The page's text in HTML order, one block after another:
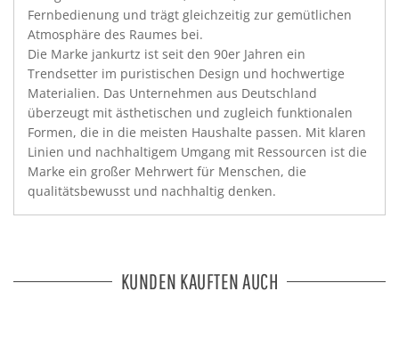
Fernbedienung und trägt gleichzeitig zur gemütlichen
Atmosphäre des Raumes bei.
Die Marke jankurtz ist seit den 90er Jahren ein
Trendsetter im puristischen Design und hochwertige
Materialien. Das Unternehmen aus Deutschland
überzeugt mit ästhetischen und zugleich funktionalen
Formen, die in die meisten Haushalte passen. Mit klaren
Linien und nachhaltigem Umgang mit Ressourcen ist die
Marke ein großer Mehrwert für Menschen, die
qualitätsbewusst und nachhaltig denken.
KUNDEN KAUFTEN AUCH